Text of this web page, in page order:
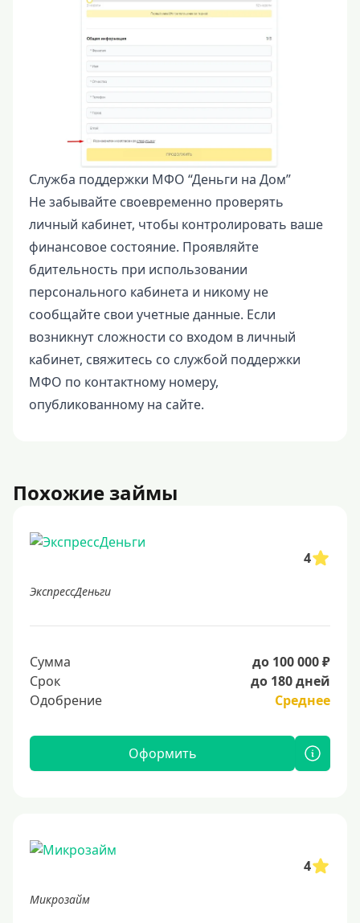
Служба поддержки МФО “Деньги на Дом”
Не забывайте своевременно проверять
личный кабинет, чтобы контролировать ваше
финансовое состояние. Проявляйте
бдительность при использовании
персонального кабинета и никому не
сообщайте свои учетные данные. Если
возникнут сложности со входом в личный
кабинет, свяжитесь со службой поддержки
МФО по контактному номеру,
опубликованному на сайте.
Похожие займы
4
ЭкспрессДеньги
Сумма
до 100 000 ₽
Срок
до 180 дней
Одобрение
Среднее
Оформить
4
Микрозайм